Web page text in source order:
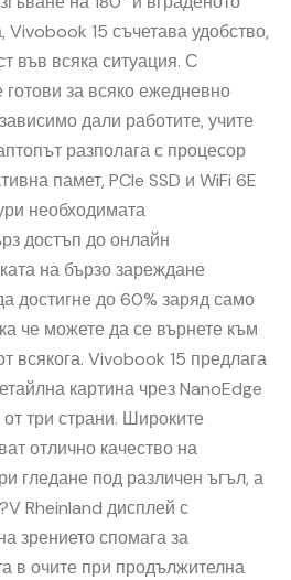
Vivobook 15 съчетава удобство,
във всяка ситуация. С
за всяко ежедневно
дали работите, учите
разполага с процесор
памет, PCIe SSD и WiFi 6E
необходимата
достъп до онлайн
на бързо зареждане
достигне до 60% заряд само
че можете да се върнете към
всякога. Vivobook 15 предлага
картина чрез NanoEdge
три страни. Широките
отлично качество на
гледане под различен ъгъл, а
Rheinland дисплей с
зрението спомага за
в очите при продължителна